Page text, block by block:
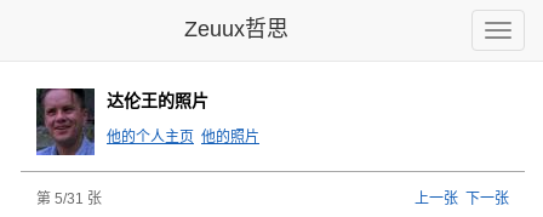
Toggle
Zeuux哲思
达伦王的照片
他的个人主页 他的照片
第 5/31 张 上一张 下一张